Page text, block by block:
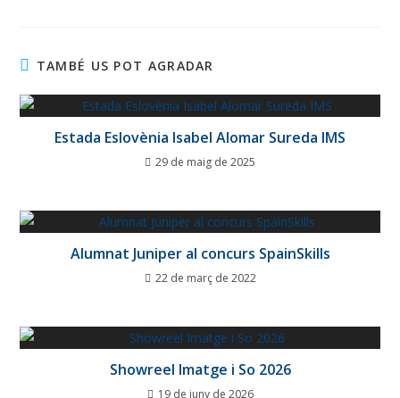
TAMBÉ US POT AGRADAR
Estada Eslovènia Isabel Alomar Sureda IMS
29 de maig de 2025
Alumnat Juniper al concurs SpainSkills
22 de març de 2022
Showreel Imatge i So 2026
19 de juny de 2026